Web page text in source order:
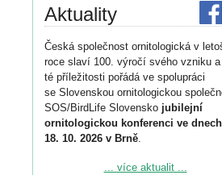
Aktuality
Česká společnost ornitologická v
roce slaví 100. výročí svého vzniku a
té příležitosti pořádá ve spolupráci
se Slovenskou ornitologickou
SOS/BirdLife Slovensko jubilejní
ornitologickou konferenci ve
18. 10. 2026 v Brně.
Podrobnější informace ke konferenci
... více aktualit ...